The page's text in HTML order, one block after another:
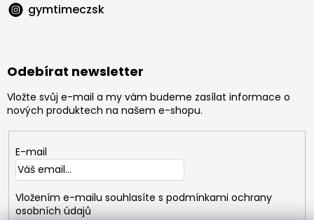
gymtimeczsk
Odebírat newsletter
Vložte svůj e-mail a my vám budeme zasílat informace o
nových produktech na našem e-shopu.
E-mail
Vložením e-mailu souhlasíte s podmínkami ochrany
osobních údajů